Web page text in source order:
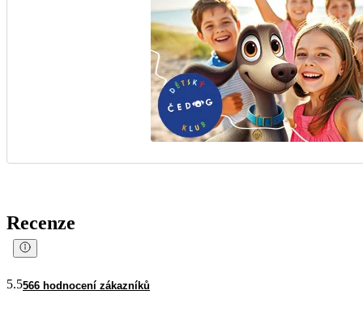
Recenze
5.5566 hodnocení zákazníků